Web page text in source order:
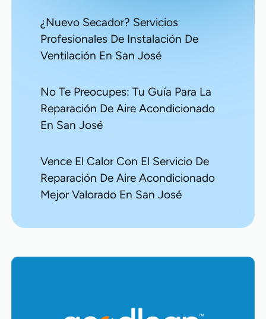
¿Nuevo Secador? Servicios
Profesionales De Instalación De
Ventilación En San José
No Te Preocupes: Tu Guía Para La
Reparación De Aire Acondicionado
En San José
Vence El Calor Con El Servicio De
Reparación De Aire Acondicionado
Mejor Valorado En San José